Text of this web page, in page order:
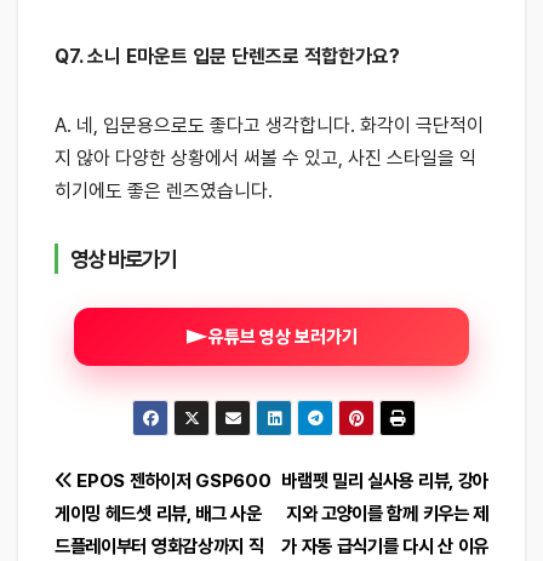
Q7. 소니 E마운트 입문 단렌즈로 적합한가요?
A. 네, 입문용으로도 좋다고 생각합니다. 화각이 극단적이
지 않아 다양한 상황에서 써볼 수 있고, 사진 스타일을 익
히기에도 좋은 렌즈였습니다.
영상 바로가기
유튜브 영상 보러가기
글
탐
바램펫 밀리 실사용 리뷰, 강아
지와 고양이를 함께 키우는 제
가 자동 급식기를 다시 산 이유
EPOS 젠하이저 GSP600
게이밍 헤드셋 리뷰, 배그 사운
드플레이부터 영화감상까지 직